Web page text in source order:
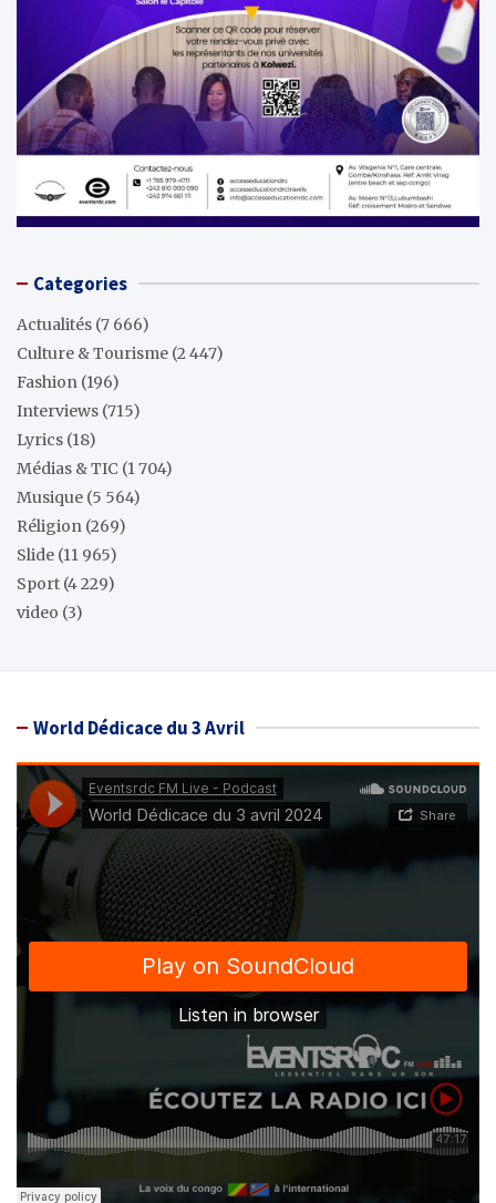
Categories
Actualités (7 666)
Culture & Tourisme (2 447)
Fashion (196)
Interviews (715)
Lyrics (18)
Médias & TIC (1 704)
Musique (5 564)
Réligion (269)
Slide (11 965)
Sport (4 229)
video (3)
World Dédicace du 3 Avril